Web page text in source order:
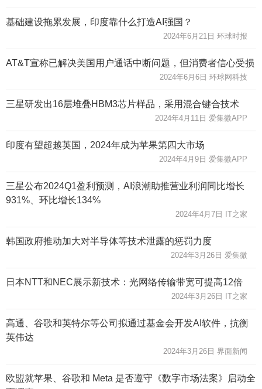
基础建设拖累发展，印度靠什么打造AI强国？
2024年6月21日 环球时报
AT&T宣称已解决美国用户通话中断问题，但消费者信心受损
2024年6月6日 环球网科技
三星研发出16层堆叠HBM3芯片样品，采用混合键合技术
2024年4月11日 爱集微APP
印度有望超越英国，2024年成为苹果第四大市场
2024年4月9日 爱集微APP
三星公布2024Q1盈利预测，AI浪潮助推营业利润同比增长
931%、环比增长134%
2024年4月7日 IT之家
韩国政府推动加大对半导体等技术泄露的惩罚力度
2024年3月26日 爱集微
日本NTT和NEC展示新技术：光网络传输带宽可提高12倍
2024年3月26日 IT之家
高通、谷歌和英特尔等公司拟通过基金会开发AI软件，抗衡
英伟达
2024年3月26日 界面新闻
欧盟就苹果、谷歌和 Meta 是否遵守《数字市场法案》启动全